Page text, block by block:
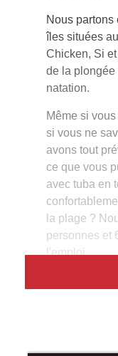
Nous partons
îles situées
Chicken, Si
de la plongée
natation.
Même si
si vous ne
avons tout
ce que vous
avec tuba en
la plage ?
personnes et
l'emploi.